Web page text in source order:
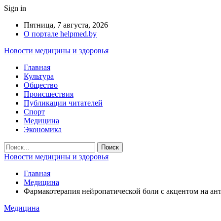
Sign in
Пятница, 7 августа, 2026
О портале helpmed.by
Новости медицины и здоровья
Главная
Культура
Общество
Происшествия
Публикации читателей
Спорт
Медицина
Экономика
Новости медицины и здоровья
Главная
Медицина
Фармакотерапия нейропатической боли с акцентом на
Медицина